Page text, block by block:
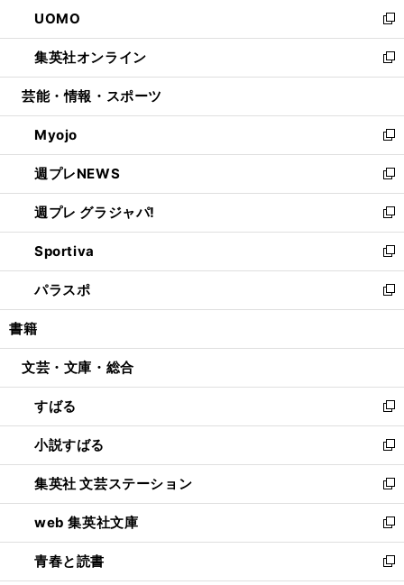
く
で
開
く
ド
ウ
で
開
ィ
ン
ド
ウ
開
く
い
ウ
ィ
ン
ウ
で
開
く
UOMO
新
し
い
ウ
ン
ド
ウ
で
開
く
集英社オンライン
新
し
ウ
ィ
ン
ド
ウ
で
開
く
芸能・情報・スポーツ
Myojo
新
し
い
ウ
ィ
ン
ド
ウ
で
開
週プレNEWS
新
し
い
ウ
ィ
ン
ド
ウ
開
週プレ グラジャパ!
新
し
い
ウ
ィ
ン
ウ
開
く
Sportiva
新
し
い
ウ
ン
ウ
で
開
く
パラスポ
新
し
ウ
ン
ド
ウ
で
開
く
書籍
文芸・文庫・総合
すばる
新
し
い
ウ
ィ
ン
ド
ウ
で
開
小説すばる
新
し
い
ウ
ィ
ン
ド
ウ
集英社 文芸ステーション
新
し
い
ウ
ィ
web 集英社文庫
新
し
い
青春と読書
新